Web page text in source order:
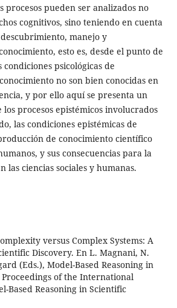
procesos pueden ser analizados no
cognitivos, sino teniendo en cuenta
manejo y
esto es, desde el punto de
psicológicas de
no son bien conocidas en
y por ello aquí se presenta un
procesos epistémicos involucrados
las condiciones epistémicas de
de conocimiento científico
y sus consecuencias para la
las ciencias sociales y humanas.
versus Complex Systems: A
Discovery. En L. Magnani, N.
(Eds.), Model-Based Reasoning in
of the International
Based Reasoning in Scientific